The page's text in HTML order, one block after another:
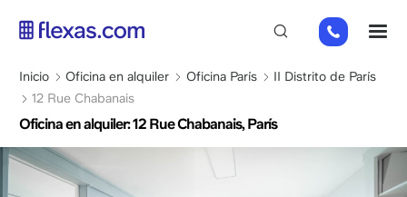
principal
01
82
88
Sobrescribir
enlaces
de
a
Inicio Oficina en alquiler Oficina París
II Distrito de París
12 Rue Chabanais
Oficina en alquiler: 12 Rue Chabanais, París